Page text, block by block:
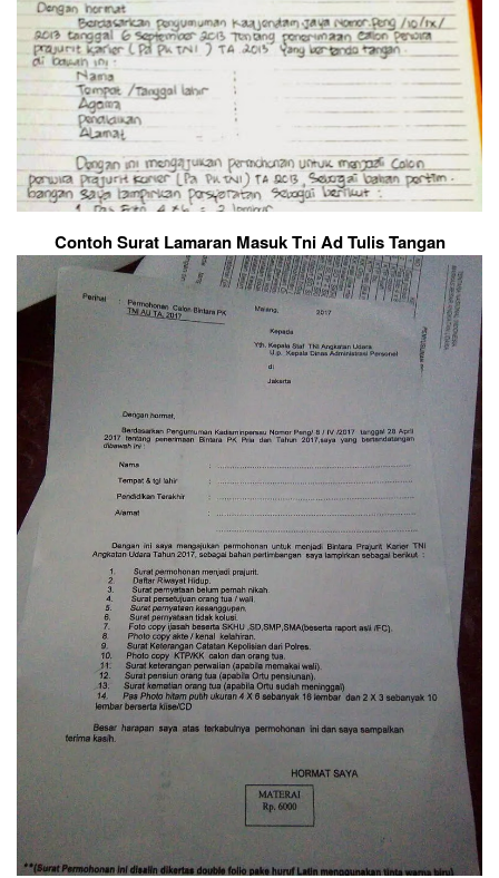
Contoh Surat Lamaran Masuk Tni Ad Tulis Tangan